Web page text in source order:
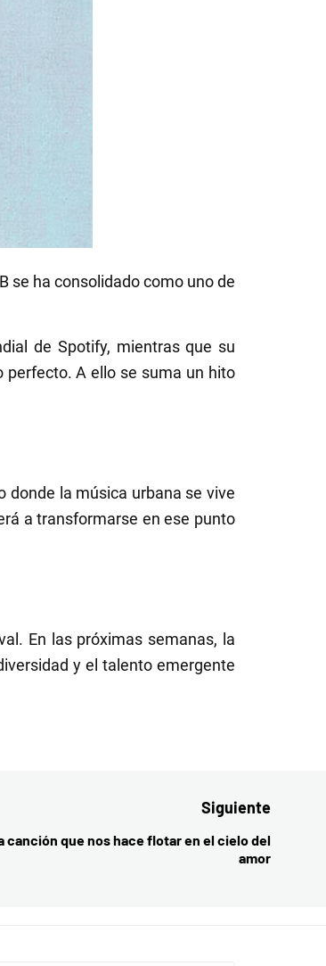
se ha consolidado como uno de
de Spotify, mientras que su
perfecto. A ello se suma un hito
donde la música urbana se vive
a transformarse en ese punto
En las próximas semanas, la
y el talento emergente
Siguiente
Entrada
canción que nos hace flotar en el cielo del
amor